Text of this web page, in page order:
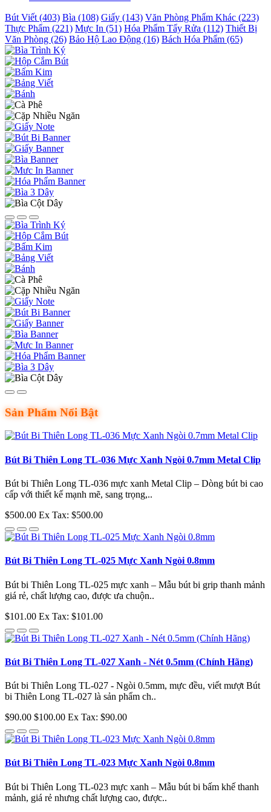
Bút Viết (403) Bìa (108) Giấy (143) Văn Phòng Phẩm Khác (223)
Thực Phẩm (221) Mực In (51) Hóa Phẩm Tẩy Rửa (112) Thiết Bị
Văn Phòng (26) Bảo Hộ Lao Động (16) Bách Hóa Phẩm (65)
Sản Phẩm Nổi Bật
Bút Bi Thiên Long TL-036 Mực Xanh Ngòi 0.7mm Metal Clip
Bút bi Thiên Long TL-036 mực xanh Metal Clip – Dòng bút bi cao
cấp với thiết kế mạnh mẽ, sang trọng,..
$500.00 Ex Tax: $500.00
Bút Bi Thiên Long TL-025 Mực Xanh Ngòi 0.8mm
Bút bi Thiên Long TL-025 mực xanh – Mẫu bút bi grip thanh mảnh
giá rẻ, chất lượng cao, được ưa chuộn..
$101.00 Ex Tax: $101.00
Bút Bi Thiên Long TL-027 Xanh - Nét 0.5mm (Chính Hãng)
Bút bi Thiên Long TL-027 - Ngòi 0.5mm, mực đều, viết mượt Bút
bi Thiên Long TL-027 là sản phẩm ch..
$90.00 $100.00 Ex Tax: $90.00
Bút Bi Thiên Long TL-023 Mực Xanh Ngòi 0.8mm
Bút bi Thiên Long TL-023 mực xanh – Mẫu bút bi bấm khế thanh
mảnh, giá rẻ nhưng chất lượng cao, được..